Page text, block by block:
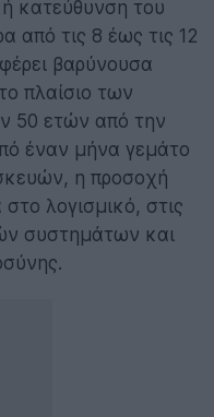
κατεύθυνση του
από τις 8 έως τις 12
βαρύνουσα
πλαίσιο των
50 ετών από την
έναν μήνα γεμάτο
η προσοχή
λογισμικό, στις
συστημάτων και